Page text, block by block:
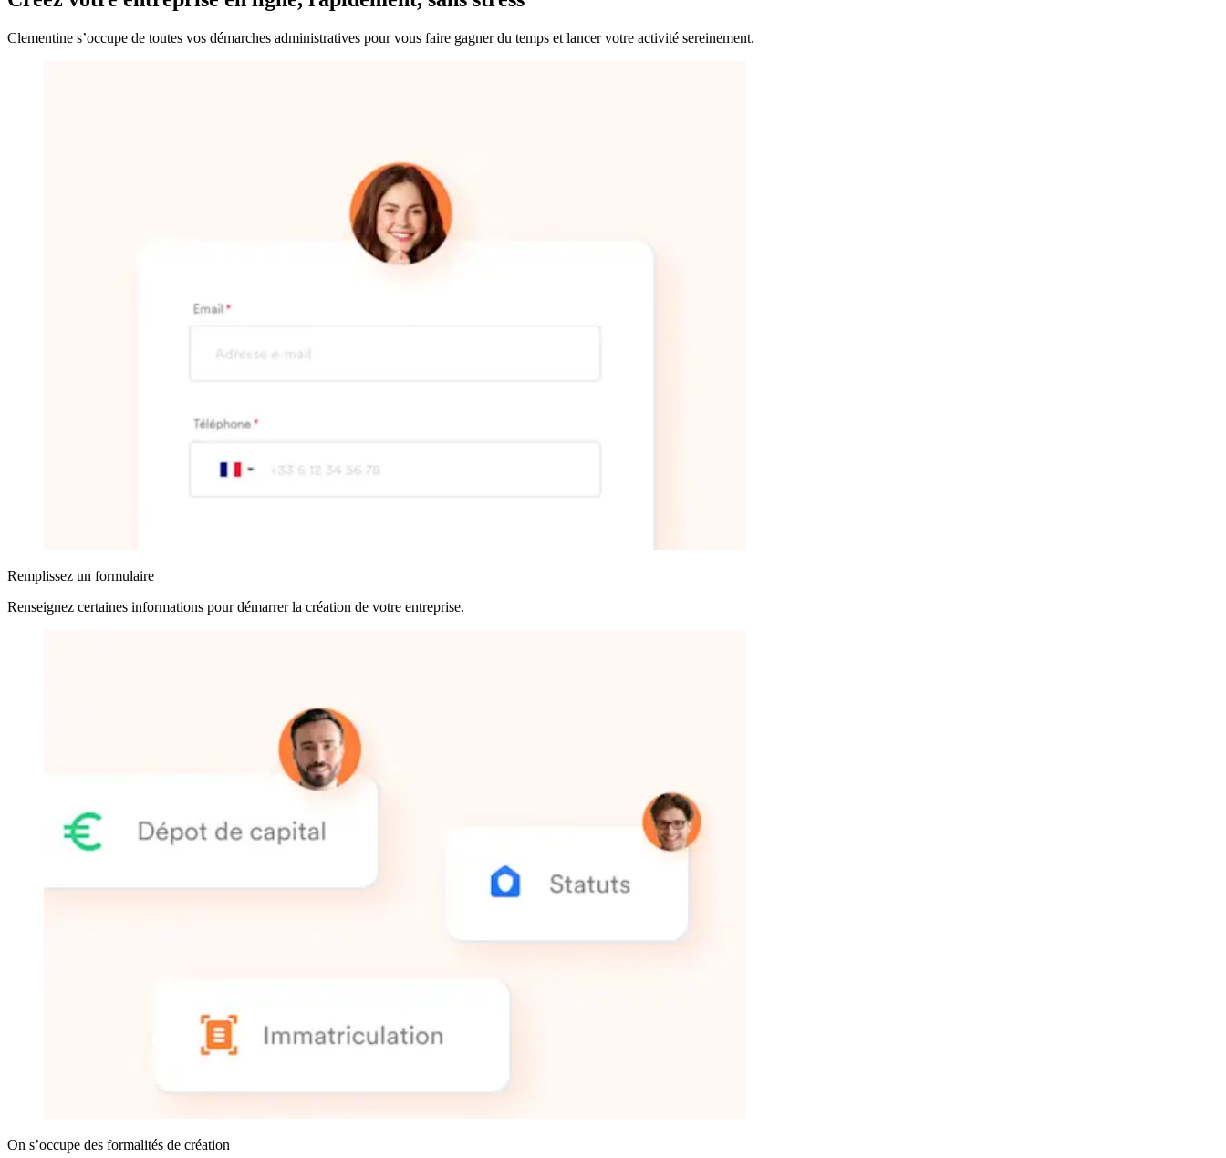
Clementine s’occupe de toutes vos démarches administratives pour vous faire gagner du temps et lancer votre activité sereinement.
Remplissez un formulaire
Renseignez certaines informations pour démarrer la création de votre entreprise.
On s’occupe des formalités de création